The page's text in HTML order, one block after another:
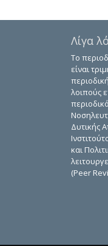
Λίγα
Το
είναι
λοιπούς
Δυτικής
και
(Peer